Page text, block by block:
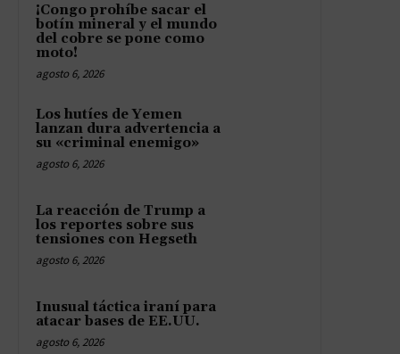
¡Congo prohíbe sacar el
botín mineral y el mundo
del cobre se pone como
moto!
agosto 6, 2026
Los hutíes de Yemen
lanzan dura advertencia a
su «criminal enemigo»
agosto 6, 2026
La reacción de Trump a
los reportes sobre sus
tensiones con Hegseth
agosto 6, 2026
Inusual táctica iraní para
atacar bases de EE.UU.
agosto 6, 2026